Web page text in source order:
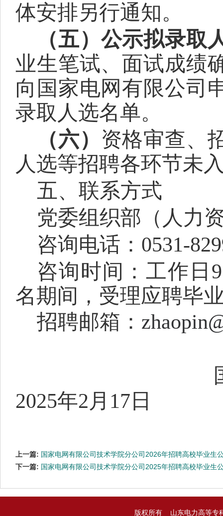
体安排另行通知。
（五）公示拟录取
业生笔试、面试成绩
向国家电网有限公司
录取人选名单。
（六） 资格审查、
人选等招聘各环节未
五、联系方式
党委组织部（ 人力
咨询电话： 0531-
咨询时间：工作日
名期间，受理应聘毕
招聘邮箱：
2025年2 月 17 日
上一篇: 国家电网有限公司技术学院分公司2026年招聘高校毕业生
下一篇: 国家电网有限公司技术学院分公司2025年招聘高校毕业生
版权所有 山东电力高等